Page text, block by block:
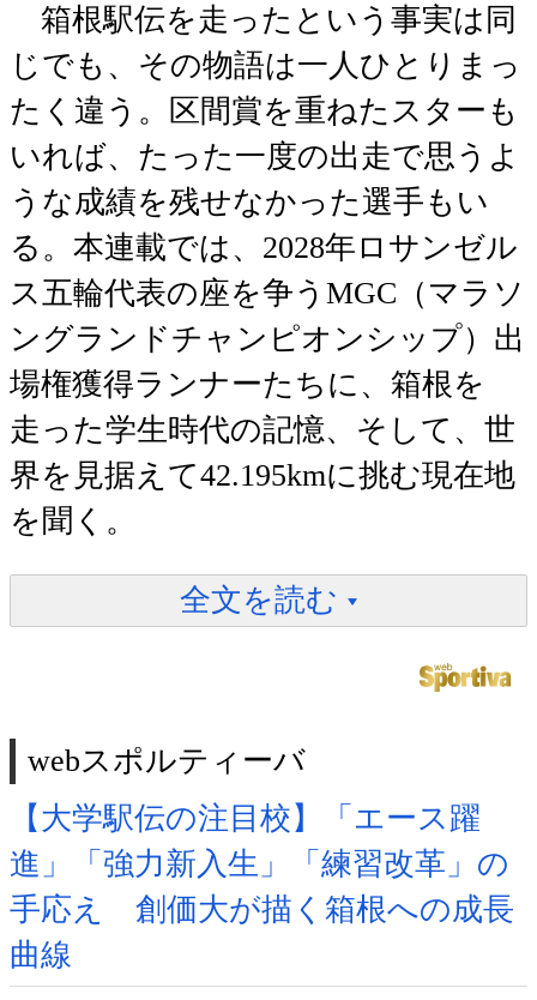
箱根駅伝を走ったという事実は同
じでも、その物語は一人ひとりまっ
たく違う。区間賞を重ねたスターも
いれば、たった一度の出走で思うよ
うな成績を残せなかった選手もい
る。本連載では、2028年ロサンゼル
ス五輪代表の座を争うMGC（マラソ
ングランドチャンピオンシップ）出
場権獲得ランナーたちに、箱根を
走った学生時代の記憶、そして、世
界を見据えて42.195kmに挑む現在地
を聞く。
全文を読む
webスポルティーバ
【大学駅伝の注目校】「エース躍
進」「強力新入生」「練習改革」の
手応え 創価大が描く箱根への成長
曲線